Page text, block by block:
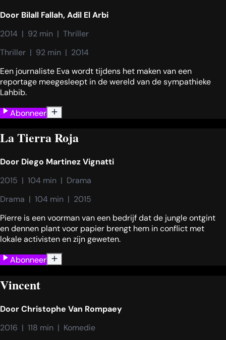
Door Bilall Fallah,Adil El Arbi
2014  |  92 min  |  Thriller
Thriller  |  92 min  |  2014
Een journaliste Eva wordt tijdens het maken van een
reportage meegesleept in de wereld van de sympathieke
Lahbib.
Abonneer
La Tierra Roja
Door Diego Martinez Vignatti
2015  |  104 min  |  Drama
Drama  |  104 min  |  2015
Pierre is een voorman van een bedrijf dat de jungle ontgint
en dennen plant voor papier brengt hem in conflict met
lokale activisten en zijn geweten.
Abonneer
Vincent
DoorChristophe Van Rompaey
2016  |  118 min  |  Komedie